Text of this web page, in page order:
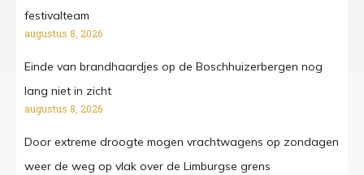
festivalteam
augustus 8, 2026
Einde van brandhaardjes op de Boschhuizerbergen nog
lang niet in zicht
augustus 8, 2026
Door extreme droogte mogen vrachtwagens op zondagen
weer de weg op vlak over de Limburgse grens